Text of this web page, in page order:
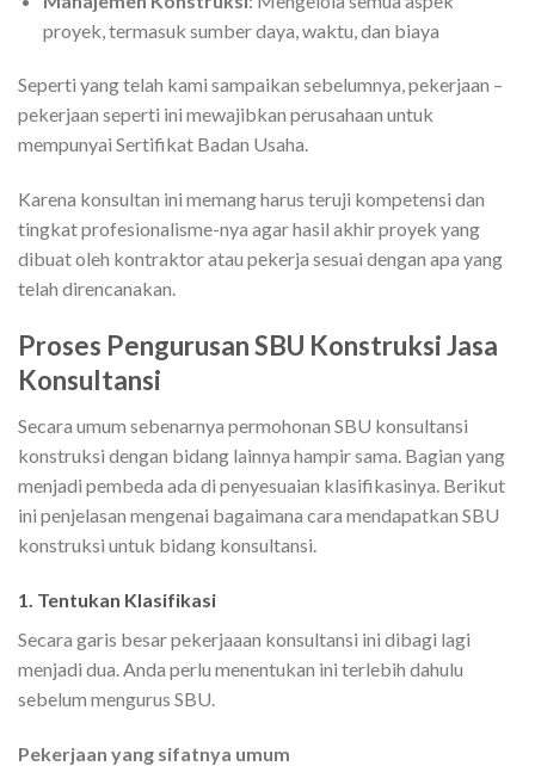
proyek, termasuk sumber daya, waktu, dan biaya
Seperti yang telah kami sampaikan sebelumnya, pekerjaan –
pekerjaan seperti ini mewajibkan perusahaan untuk
mempunyai Sertifikat Badan Usaha.
Karena konsultan ini memang harus teruji kompetensi dan
tingkat profesionalisme-nya agar hasil akhir proyek yang
dibuat oleh kontraktor atau pekerja sesuai dengan apa yang
telah direncanakan.
Proses Pengurusan SBU Konstruksi Jasa
Konsultansi
Secara umum sebenarnya permohonan SBU konsultansi
konstruksi dengan bidang lainnya hampir sama. Bagian yang
menjadi pembeda ada di penyesuaian klasifikasinya. Berikut
ini penjelasan mengenai bagaimana cara mendapatkan SBU
konstruksi untuk bidang konsultansi.
1. Tentukan Klasifikasi
Secara garis besar pekerjaaan konsultansi ini dibagi lagi
menjadi dua. Anda perlu menentukan ini terlebih dahulu
sebelum mengurus SBU.
Pekerjaan yang sifatnya umum